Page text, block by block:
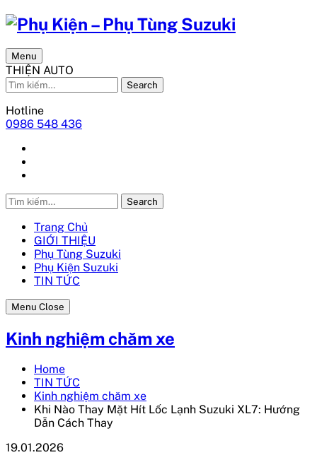
Menu
THIỆN AUTO
Search
Hotline
0986 548 436
Search
Trang Chủ
GIỚI THIỆU
Phụ Tùng Suzuki
Phụ Kiện Suzuki
TIN TỨC
Menu Close
Kinh nghiệm chăm xe
Home
TIN TỨC
Kinh nghiệm chăm xe
Khi Nào Thay Mặt Hít Lốc Lạnh Suzuki XL7: Hướng
Dẫn Cách Thay
19.01.2026